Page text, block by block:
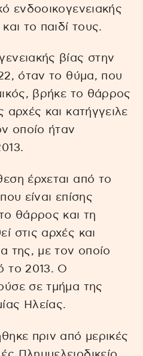
ενδοοικογενειακής
το παιδί τους.
βίας στην
όταν το θύμα, που
βρήκε το θάρρος
αρχές και κατήγγειλε
οποίο ήταν
έρχεται από το
είναι επίσης
θάρρος και τη
στις αρχές και
της, με τον οποίο
το 2013. Ο
σε τμήμα της
Ηλείας.
πριν από μερικές